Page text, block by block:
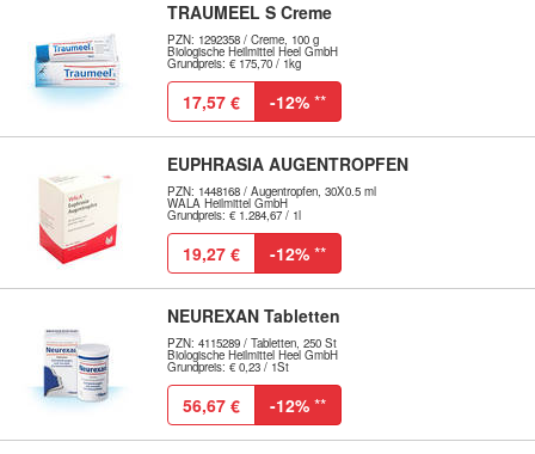
TRAUMEEL S Creme
PZN: 1292358 / Creme, 100 g
Biologische Heilmittel Heel GmbH
Grundpreis: € 175,70 / 1kg
17,57 € -12% **
EUPHRASIA AUGENTROPFEN
PZN: 1448168 / Augentropfen, 30X0.5 ml
WALA Heilmittel GmbH
Grundpreis: € 1.284,67 / 1l
19,27 € -12% **
NEUREXAN Tabletten
PZN: 4115289 / Tabletten, 250 St
Biologische Heilmittel Heel GmbH
Grundpreis: € 0,23 / 1St
56,67 € -12% **